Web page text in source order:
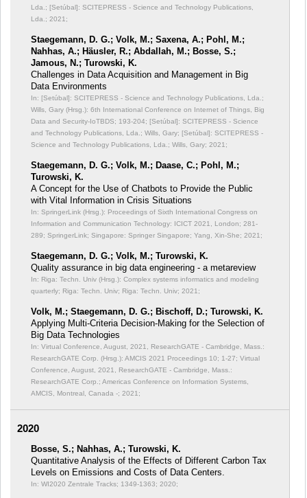
Lda.; [Setúbal]: SCITEPRESS - Science and Technology Publications,
Lda.; 2021;
Staegemann, D. G.; Volk, M.; Saxena, A.; Pohl, M.;
Nahhas, A.; Häusler, R.; Abdallah, M.; Bosse, S.;
Jamous, N.; Turowski, K.
Challenges in Data Acquisition and Management in Big
Data Environments
In: [Setúbal]: SCITEPRESS - Science and Technology Publications, Lda.;
Wills, Gary (Hrsg.): 6th International Conference on Internet of Things, Big
Data and Security-IoTBDS; 193-204; [Setúbal]: SCITEPRESS - Science
and Technology Publications, Lda.; Wills, Gary; [Setúbal]: SCITEPRESS -
Science and Technology Publications, Lda.; Wills, Gary; 2021;
Staegemann, D. G.; Volk, M.; Daase, C.; Pohl, M.;
Turowski, K.
A Concept for the Use of Chatbots to Provide the Public
with Vital Information in Crisis Situations
In: SpringerLink (Hrsg.): Proceedings of Sixth International Congress on
Information and Communication Technology: ICICT 2021, London; 281-
289; SpringerLink; Singapore: Springer Singapore; Yang, Xin-She; 2021;
Staegemann, D. G.; Volk, M.; Turowski, K.
Quality assurance in big data engineering - a metareview
In: Riga: Techn. Univ (Hrsg.): Complex systems informatics and modeling
quarterly; Riga: Techn. Univ; Riga: Techn. Univ; 2021;
Volk, M.; Staegemann, D. G.; Bischoff, D.; Turowski, K.
Applying Multi-Criteria Decision-Making for the Selection of
Big Data Technologies
In: Virtual Conference, August, 2021, ResearchGATE - Cambridge, Mass.:
ResearchGATE Corp. (Hrsg.): AMCIS 2021 Proceedings 10; 1-27; Virtual
Conference, August, 2021, ResearchGATE - Cambridge, Mass.:
ResearchGATE Corp.; Americas Conference on Information Systems,
AMCIS, Montreal, Canada -; 2021;
2020
Bosse, S.; Nahhas, A.; Turowski, K.
Quantitative Analysis of the Effects of Different Carbon Tax
Levels on Emissions and Costs of Data Centers.
In: WI2020 Zentrale Tracks; 1349-1363; 2020;